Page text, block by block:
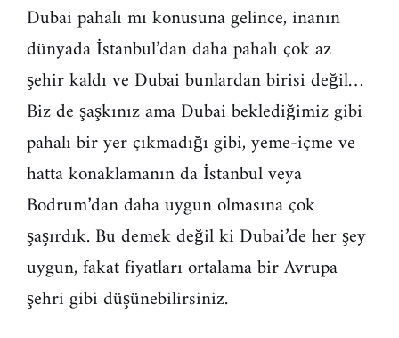
Dubai pahalı mı konusuna gelince, inanın
dünyada İstanbul’dan daha pahalı çok az
şehir kaldı ve Dubai bunlardan birisi değil…
Biz de şaşkınız ama Dubai beklediğimiz gibi
pahalı bir yer çıkmadığı gibi, yeme-içme ve
hatta konaklamanın da İstanbul veya
Bodrum’dan daha uygun olmasına çok
şaşırdık. Bu demek değil ki Dubai’de her şey
uygun, fakat fiyatları ortalama bir Avrupa
şehri gibi düşünebilirsiniz.